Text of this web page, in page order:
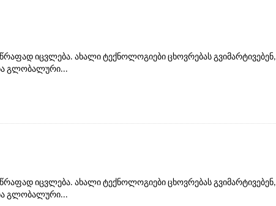
იცვლება. ახალი ტექნოლოგიები ცხოვრებას გვიმარტივებენ,
გლობალური...
იცვლება. ახალი ტექნოლოგიები ცხოვრებას გვიმარტივებენ,
გლობალური...